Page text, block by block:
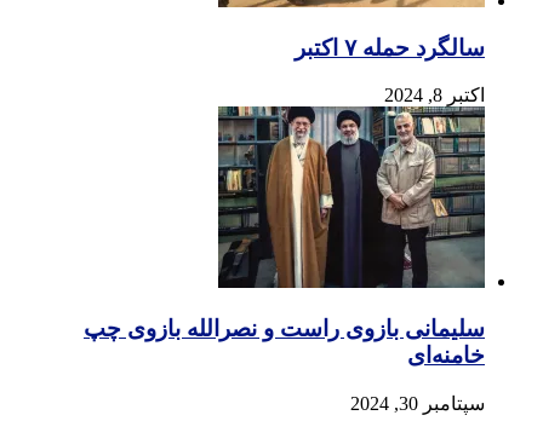
سالگرد حمله ۷ اکتبر
اکتبر 8, 2024
سلیمانی بازوی راست و نصرالله بازوی چپ
خامنه‌ای
سپتامبر 30, 2024